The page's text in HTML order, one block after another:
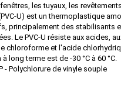
les tuyaux, les
U) est un thermoplastique
principalement des stabilisants
Le PVC-U résiste aux acides,
chloroforme et l'acide
long terme est de -30 °C à 60 °C.
- Polychlorure de vinyle souple